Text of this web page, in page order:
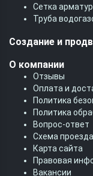
Cетка
Труба
Создание и
О компании
Отзывы
Оплата и
Политика
Политика
Вопрос-ответ
Схема проезда
Карта сайта
Правовая
Вакансии